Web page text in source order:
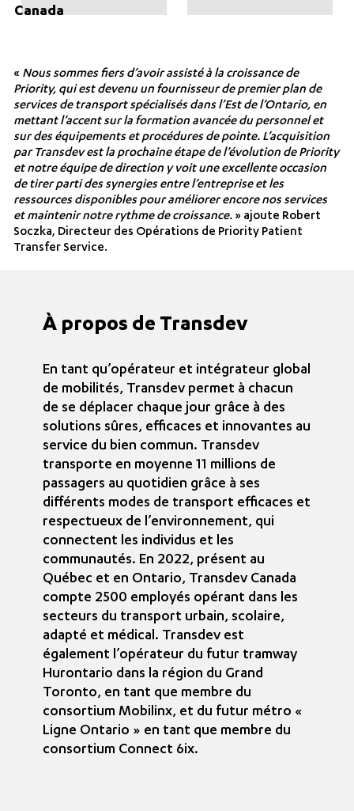
Canada
« Nous sommes fiers d’avoir assisté à la croissance de
Priority, qui est devenu un fournisseur de premier plan de
services de transport spécialisés dans l’Est de l’Ontario, en
mettant l’accent sur la formation avancée du personnel et
sur des équipements et procédures de pointe. L’acquisition
par Transdev est la prochaine étape de l’évolution de Priority
et notre équipe de direction y voit une excellente occasion
de tirer parti des synergies entre l’entreprise et les
ressources disponibles pour améliorer encore nos services
et maintenir notre rythme de croissance. » ajoute Robert
Soczka, Directeur des Opérations de Priority Patient
Transfer Service.
À propos de Transdev
En tant qu’opérateur et intégrateur global
de mobilités, Transdev permet à chacun
de se déplacer chaque jour grâce à des
solutions sûres, efficaces et innovantes au
service du bien commun. Transdev
transporte en moyenne 11 millions de
passagers au quotidien grâce à ses
différents modes de transport efficaces et
respectueux de l’environnement, qui
connectent les individus et les
communautés. En 2022, présent au
Québec et en Ontario, Transdev Canada
compte 2500 employés opérant dans les
secteurs du transport urbain, scolaire,
adapté et médical. Transdev est
également l’opérateur du futur tramway
Hurontario dans la région du Grand
Toronto, en tant que membre du
consortium Mobilinx, et du futur métro «
Ligne Ontario » en tant que membre du
consortium Connect 6ix.